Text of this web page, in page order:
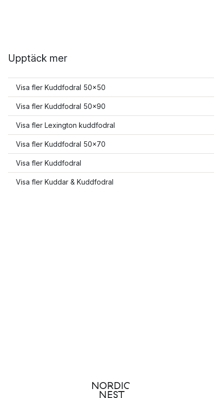
Upptäck mer
Visa fler Kuddfodral 50x50
Visa fler Kuddfodral 50x90
Visa fler Lexington kuddfodral
Visa fler Kuddfodral 50x70
Visa fler Kuddfodral
Visa fler Kuddar & Kuddfodral